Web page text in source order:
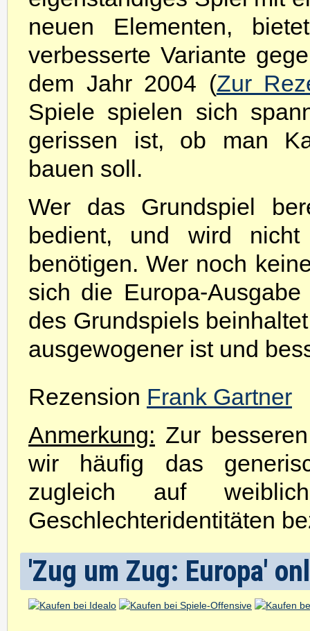
neuen Elementen,
verbesserte Variante
dem Jahr 2004 (Zur
Spiele spielen sich
gerissen ist, ob man
bauen soll.
Wer das Grundspiel
bedient, und wird nicht
benötigen. Wer noch
sich die Europa-
des Grundspiels
ausgewogener ist und
Rezension Frank Gartner
Anmerkung: Zur
wir häufig das
zugleich auf
Geschlechteridentitäten
'Zug um Zug: Europa'